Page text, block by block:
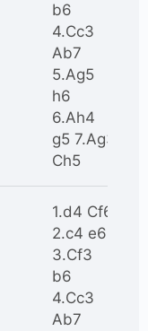
b6
4.Cc3
Ab7
5.Ag5
h6
6.Ah4
g5 7.Ag3
Ch5
1.d4 Cf6
2.c4 e6
3.Cf3
b6
4.Cc3
Ab7